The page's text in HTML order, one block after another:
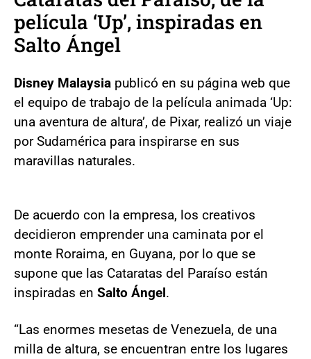
película ‘Up’, inspiradas en
Salto Ángel
Disney Malaysia publicó en su página web que
el equipo de trabajo de la película animada ‘Up:
una aventura de altura’, de Pixar, realizó un viaje
por Sudamérica para inspirarse en sus
maravillas naturales.
De acuerdo con la empresa, los creativos
decidieron emprender una caminata por el
monte Roraima, en Guyana, por lo que se
supone que las Cataratas del Paraíso están
inspiradas en Salto Ángel.
“Las enormes mesetas de Venezuela, de una
milla de altura, se encuentran entre los lugares